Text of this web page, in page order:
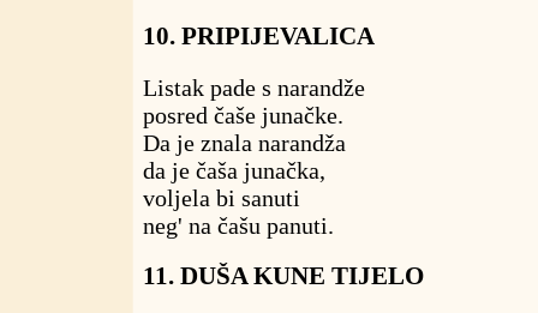
10. PRIPIJEVALICA
Listak pade s narandže
posred čaše junačke.
Da je znala narandža
da je čaša junačka,
voljela bi sanuti
neg' na čašu panuti.
11. DUŠA KUNE TIJELO